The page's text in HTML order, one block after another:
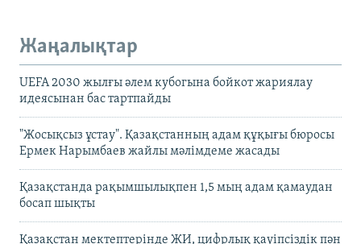
Жаңалықтар
UEFA 2030 жылғы әлем кубогына бойкот жариялау
идеясынан бас тартпайды
"Жосықсыз ұстау". Қазақстанның адам құқығы бюросы
Ермек Нарымбаев жайлы мәлімдеме жасады
Қазақстанда рақымшылықпен 1,5 мың адам қамаудан
босап шықты
Қазақстан мектептерінде ЖИ, цифрлық қауіпсіздік пән